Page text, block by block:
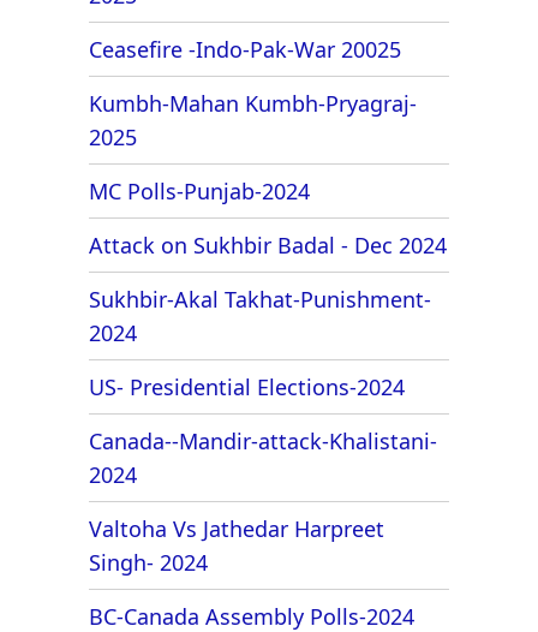
Ceasefire -Indo-Pak-War 20025
Kumbh-Mahan Kumbh-Pryagraj-
2025
MC Polls-Punjab-2024
Attack on Sukhbir Badal - Dec 2024
Sukhbir-Akal Takhat-Punishment-
2024
US- Presidential Elections-2024
Canada--Mandir-attack-Khalistani-
2024
Valtoha Vs Jathedar Harpreet
Singh- 2024
BC-Canada Assembly Polls-2024